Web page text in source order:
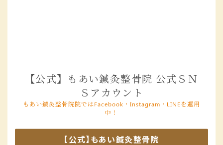
【公式】もあい鍼灸整骨院 公式ＳＮ
Ｓアカウント
もあい鍼灸整骨院院ではFacebook・Instagram・LINEを運用
中！
【公式】もあい鍼灸整骨院